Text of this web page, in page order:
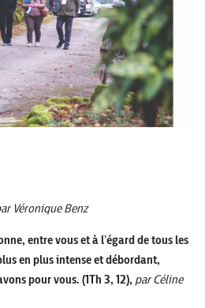
Véronique Benz
entre vous et à l’égard de tous les
en plus intense et débordant,
pour vous. (1Th 3, 12), par Céline